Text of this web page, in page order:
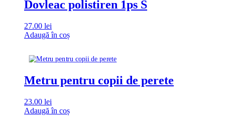
Dovleac polistiren 1ps S
27.00 lei
Adaugă în coș
Metru pentru copii de perete
23.00 lei
Adaugă în coș